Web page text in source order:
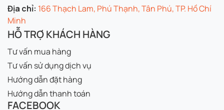
Địa chỉ: 166 Thạch Lam, Phú Thạnh, Tân Phú, TP. Hồ Chí
Minh
HỖ TRỢ KHÁCH HÀNG
Tư vấn mua hàng
Tư vấn sử dụng dịch vụ
Hướng dẫn đặt hàng
Hướng dẫn thanh toán
FACEBOOK